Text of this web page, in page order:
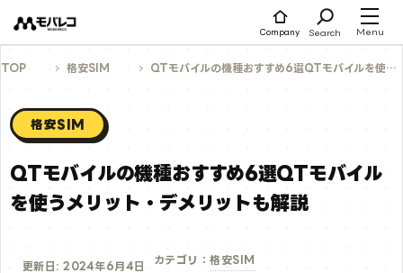
ツ
ス
Company Search Menu
TOP 格安SIM QTモバイルの機種おすすめ6選│QTモバイルを使うメリット・デメリットも解説
格安SIM
QTモバイルの機種おすすめ6選│QTモバイル
を使うメリット・デメリットも解説
更新日: 2024年6月4日
カテゴリ：格安SIM